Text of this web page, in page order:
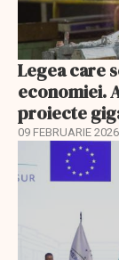
Legea care
economiei.
proiecte
09 FEBRUARIE 2026